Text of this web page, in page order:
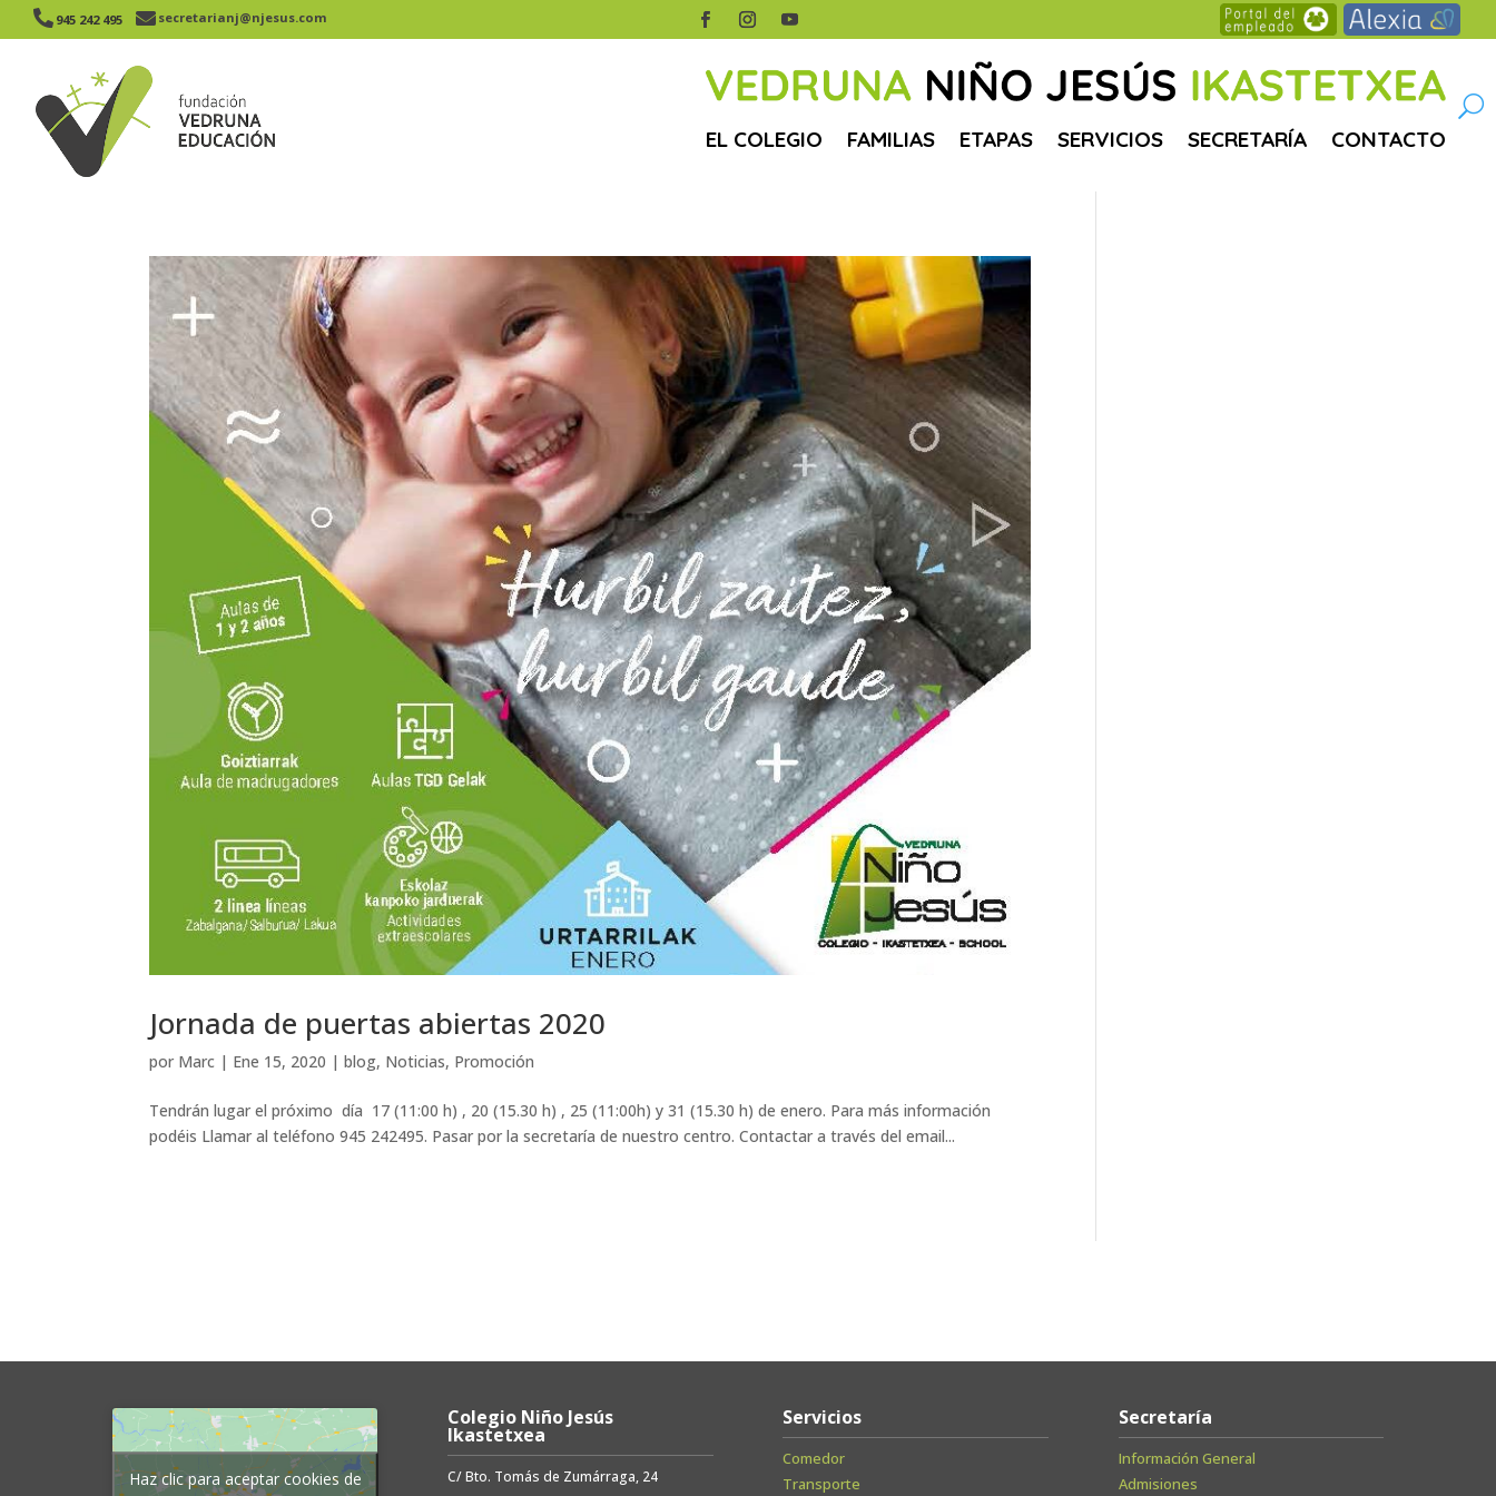
 945 242 495​  secretarianj@njesus.com
EL COLEGIO FAMILIAS ETAPAS SERVICIOS SECRETARÍA CONTACTO
Jornada de puertas abiertas 2020
por Marc | Ene 15, 2020 |blog, Noticias, Promoción
Tendrán lugar el próximo día 17 (11:00 h) , 20 (15.30 h) , 25 (11:00h) y 31 (15.30 h) de enero. Para más información
podéis Llamar al teléfono 945 242495. Pasar por la secretaría de nuestro centro. Contactar a través del email...
Haz clic para aceptar cookies de
Colegio Niño Jesús
Ikastetxea
C/ Bto. Tomás de Zumárraga, 24
Servicios
Comedor
Transporte
Secretaría
Información General
Admisiones